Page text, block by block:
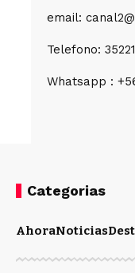
email:
Telefono:
Whatsapp :
Categorias
AhoraNoticias